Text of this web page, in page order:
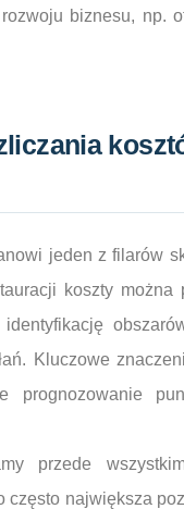
biznesu, np.
jeden z filarów
koszty
Kluczowe
prognozowanie
przede
często największa